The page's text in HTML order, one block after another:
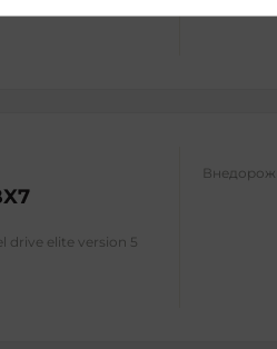
drive elite version 5